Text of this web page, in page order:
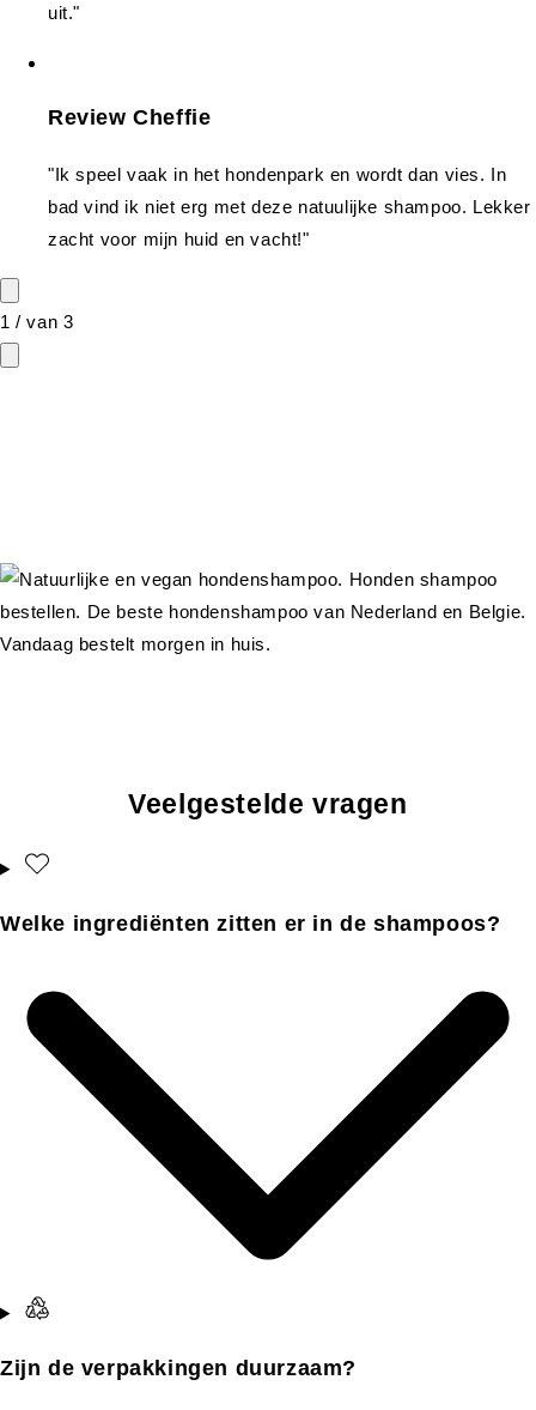
uit."
Review Cheffie
"Ik speel vaak in het hondenpark en wordt dan vies. In
bad vind ik niet erg met deze natuulijke shampoo. Lekker
zacht voor mijn huid en vacht!"
1 /van 3
Veelgestelde vragen
Welke ingrediënten zitten er in de shampoos?
Zijn de verpakkingen duurzaam?